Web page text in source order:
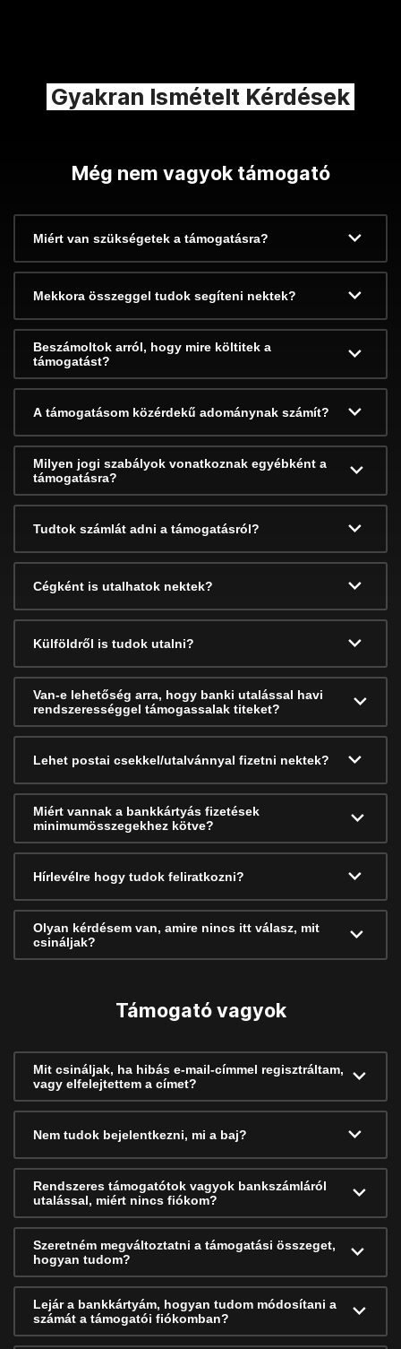
Gyakran Ismételt Kérdések
Még nem vagyok támogató
Miért van szükségetek a támogatásra?
Mekkora összeggel tudok segíteni nektek?
Beszámoltok arról, hogy mire költitek a
támogatást?
A támogatásom közérdekű adománynak számít?
Milyen jogi szabályok vonatkoznak egyébként a
támogatásra?
Tudtok számlát adni a támogatásról?
Cégként is utalhatok nektek?
Külföldről is tudok utalni?
Van-e lehetőség arra, hogy banki utalással havi
rendszerességgel támogassalak titeket?
Lehet postai csekkel/utalvánnyal fizetni nektek?
Miért vannak a bankkártyás fizetések
minimumösszegekhez kötve?
Hírlevélre hogy tudok feliratkozni?
Olyan kérdésem van, amire nincs itt válasz, mit
csináljak?
Támogató vagyok
Mit csináljak, ha hibás e-mail-címmel regisztráltam,
vagy elfelejtettem a címet?
Nem tudok bejelentkezni, mi a baj?
Rendszeres támogatótok vagyok bankszámláról
utalással, miért nincs fiókom?
Szeretném megváltoztatni a támogatási összeget,
hogyan tudom?
Lejár a bankkártyám, hogyan tudom módosítani a
számát a támogatói fiókomban?